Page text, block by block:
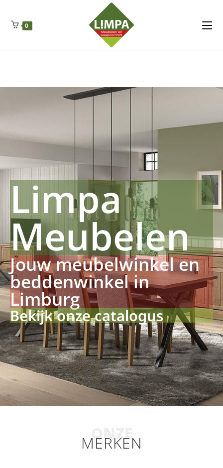
Regenschut
Drueckerpro
Fettsauren Dekemax Kapselmed
Luftkuhlen Zauberfan Netzfenste Insektensc
0
Limpa
Meubelen
Jouw meubelwinkel en
beddenwinkel in
Limburg
Bekijk onze catalogus
ONZE
MERKEN